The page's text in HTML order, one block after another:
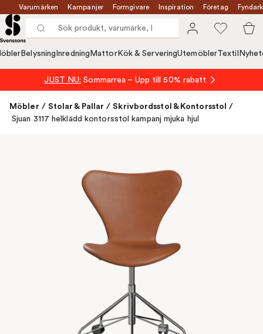
Varumärken Kampanjer Formgivare Inspiration Företag
Belysning Inredning MattorKök & ServeringUtemöblerTextil
JUST NU: Sommarrea – Upp till 50% rabatt
Möbler / Stolar & Pallar / Skrivbordsstol & Kontorsstol /
Sjuan 3117 helklädd kontorsstol kampanj mjuka hjul